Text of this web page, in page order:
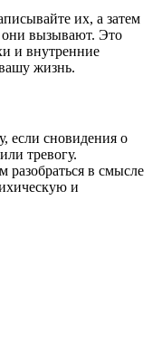
их, а затем
они вызывают. Это
и внутренние
жизнь.
если сновидения о
тревогу.
в смысле
и